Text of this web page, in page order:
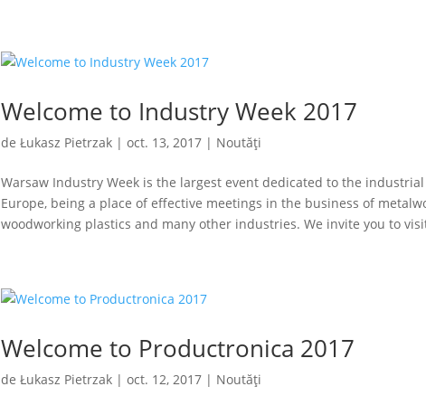
Welcome to Industry Week 2017
de Łukasz Pietrzak| oct. 13, 2017| Noutăți
Warsaw Industry Week is the largest event dedicated to the
Europe, being a place of effective meetings in the business of
woodworking plastics and many other industries. We invite you to
Welcome to Productronica 2017
de Łukasz Pietrzak| oct. 12, 2017| Noutăți